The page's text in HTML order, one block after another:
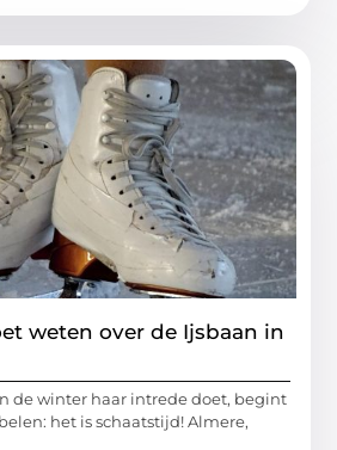
weten over de Ijsbaan in
de winter haar intrede doet, begint
het is schaatstijd! Almere,